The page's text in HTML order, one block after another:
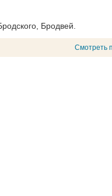
Бродвей.
Смотреть